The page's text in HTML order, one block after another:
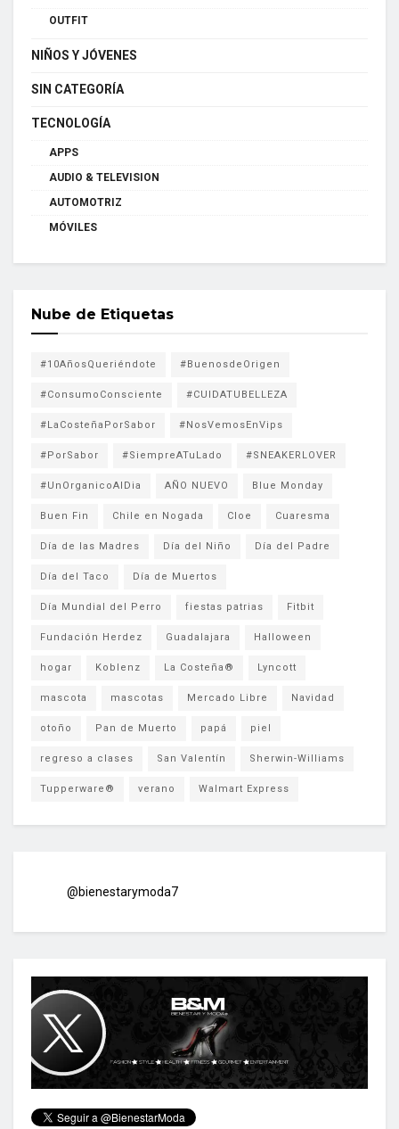
OUTFIT
NIÑOS Y JÓVENES
SIN CATEGORÍA
TECNOLOGÍA
APPS
AUDIO & TELEVISION
AUTOMOTRIZ
MÓVILES
Nube de Etiquetas
#10AñosQueriéndote #BuenosdeOrigen
#ConsumoConsciente #CUIDATUBELLEZA
#LaCosteñaPorSabor #NosVemosEnVips
#PorSabor #SiempreATuLado #SNEAKERLOVER
#UnOrganicoAlDia AÑO NUEVO Blue Monday
Buen Fin Chile en Nogada Cloe Cuaresma
Día de las Madres Día del Niño Día del Padre
Día del Taco Día de Muertos
Día Mundial del Perro fiestas patrias Fitbit
Fundación Herdez Guadalajara Halloween
hogar Koblenz La Costeña® Lyncott
mascota mascotas Mercado Libre Navidad
otoño Pan de Muerto papá piel
regreso a clases San Valentín Sherwin-Williams
Tupperware® verano Walmart Express
@bienestarymoda7